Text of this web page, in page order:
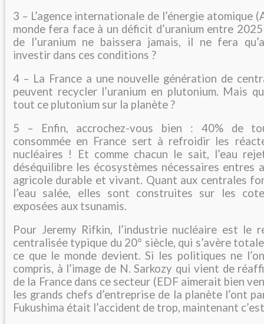
3 – L’agence internationale de l’énergie atomique
monde fera face à un déficit d’uranium entre
de l’uranium ne baissera jamais, il ne fera
investir dans ces conditions ?
4 – La France a une nouvelle génération de
peuvent recycler l’uranium en plutonium. Mais
tout ce plutonium sur la planète ?
5 – Enfin, accrochez-vous bien : 40% de
consommée en France sert à refroidir les
nucléaires ! Et comme chacun le sait, l’eau
déséquilibre les écosystèmes nécessaires entres
agricole durable et vivant. Quant aux centrales
l’eau salée, elles sont construites sur les
exposées aux tsunamis.
Pour Jeremy Rifkin, l’industrie nucléaire est le
centralisée typique du 20° siècle, qui s’avère
ce que le monde devient. Si les politiques ne
compris, à l’image de N. Sarkozy qui vient de
de la France dans ce secteur (EDF aimerait bien
les grands chefs d’entreprise de la planète l’ont
Fukushima était l’accident de trop, maintenant